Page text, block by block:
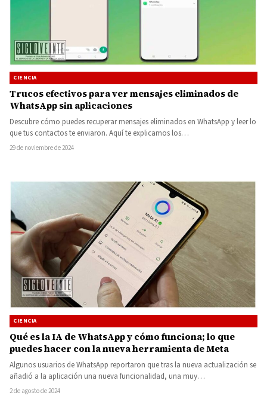
CIENCIA
Trucos efectivos para ver mensajes eliminados de
WhatsApp sin aplicaciones
Descubre cómo puedes recuperar mensajes eliminados en WhatsApp y leer lo
que tus contactos te enviaron. Aquí te explicamos los…
29 de noviembre de 2024
CIENCIA
Qué es la IA de WhatsApp y cómo funciona; lo que
puedes hacer con la nueva herramienta de Meta
Algunos usuarios de WhatsApp reportaron que tras la nueva actualización se
añadió a la aplicación una nueva funcionalidad, una muy…
2 de agosto de 2024